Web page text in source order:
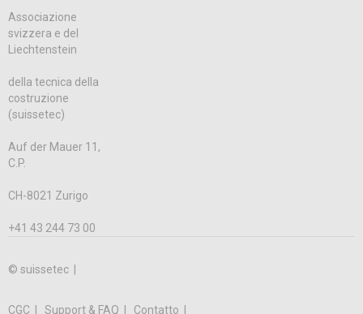
Associazione
svizzera e del
Liechtenstein
della tecnica della
costruzione
(suissetec)
Auf der Mauer 11,
C.P.
CH-8021 Zurigo
+41 43 244 73 00
© suissetec |
CGC Support & FAQ Contatto